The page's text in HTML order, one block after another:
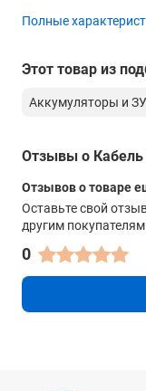
Полные
Этот товар из
Аккумуляторы и ЗУ
Отзывы о Кабель
Отзывов о товаре
Оставьте свой
другим
0